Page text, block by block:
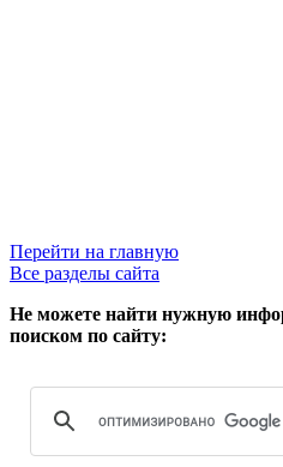
Перейти на главную
Все разделы сайта
Не можете найти нужную
поиском по сайту: